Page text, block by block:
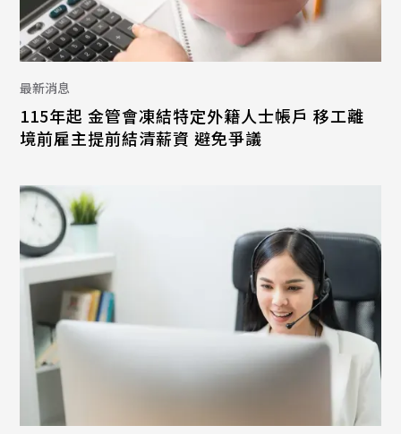
最新消息
115年起 金管會凍結特定外籍人士帳戶 移工離
境前雇主提前結清薪資 避免爭議